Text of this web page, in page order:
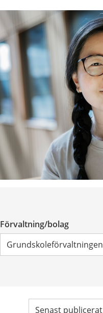
Förvaltning/bolag
Grundskoleförvaltningen
efter:
Senast publicerat